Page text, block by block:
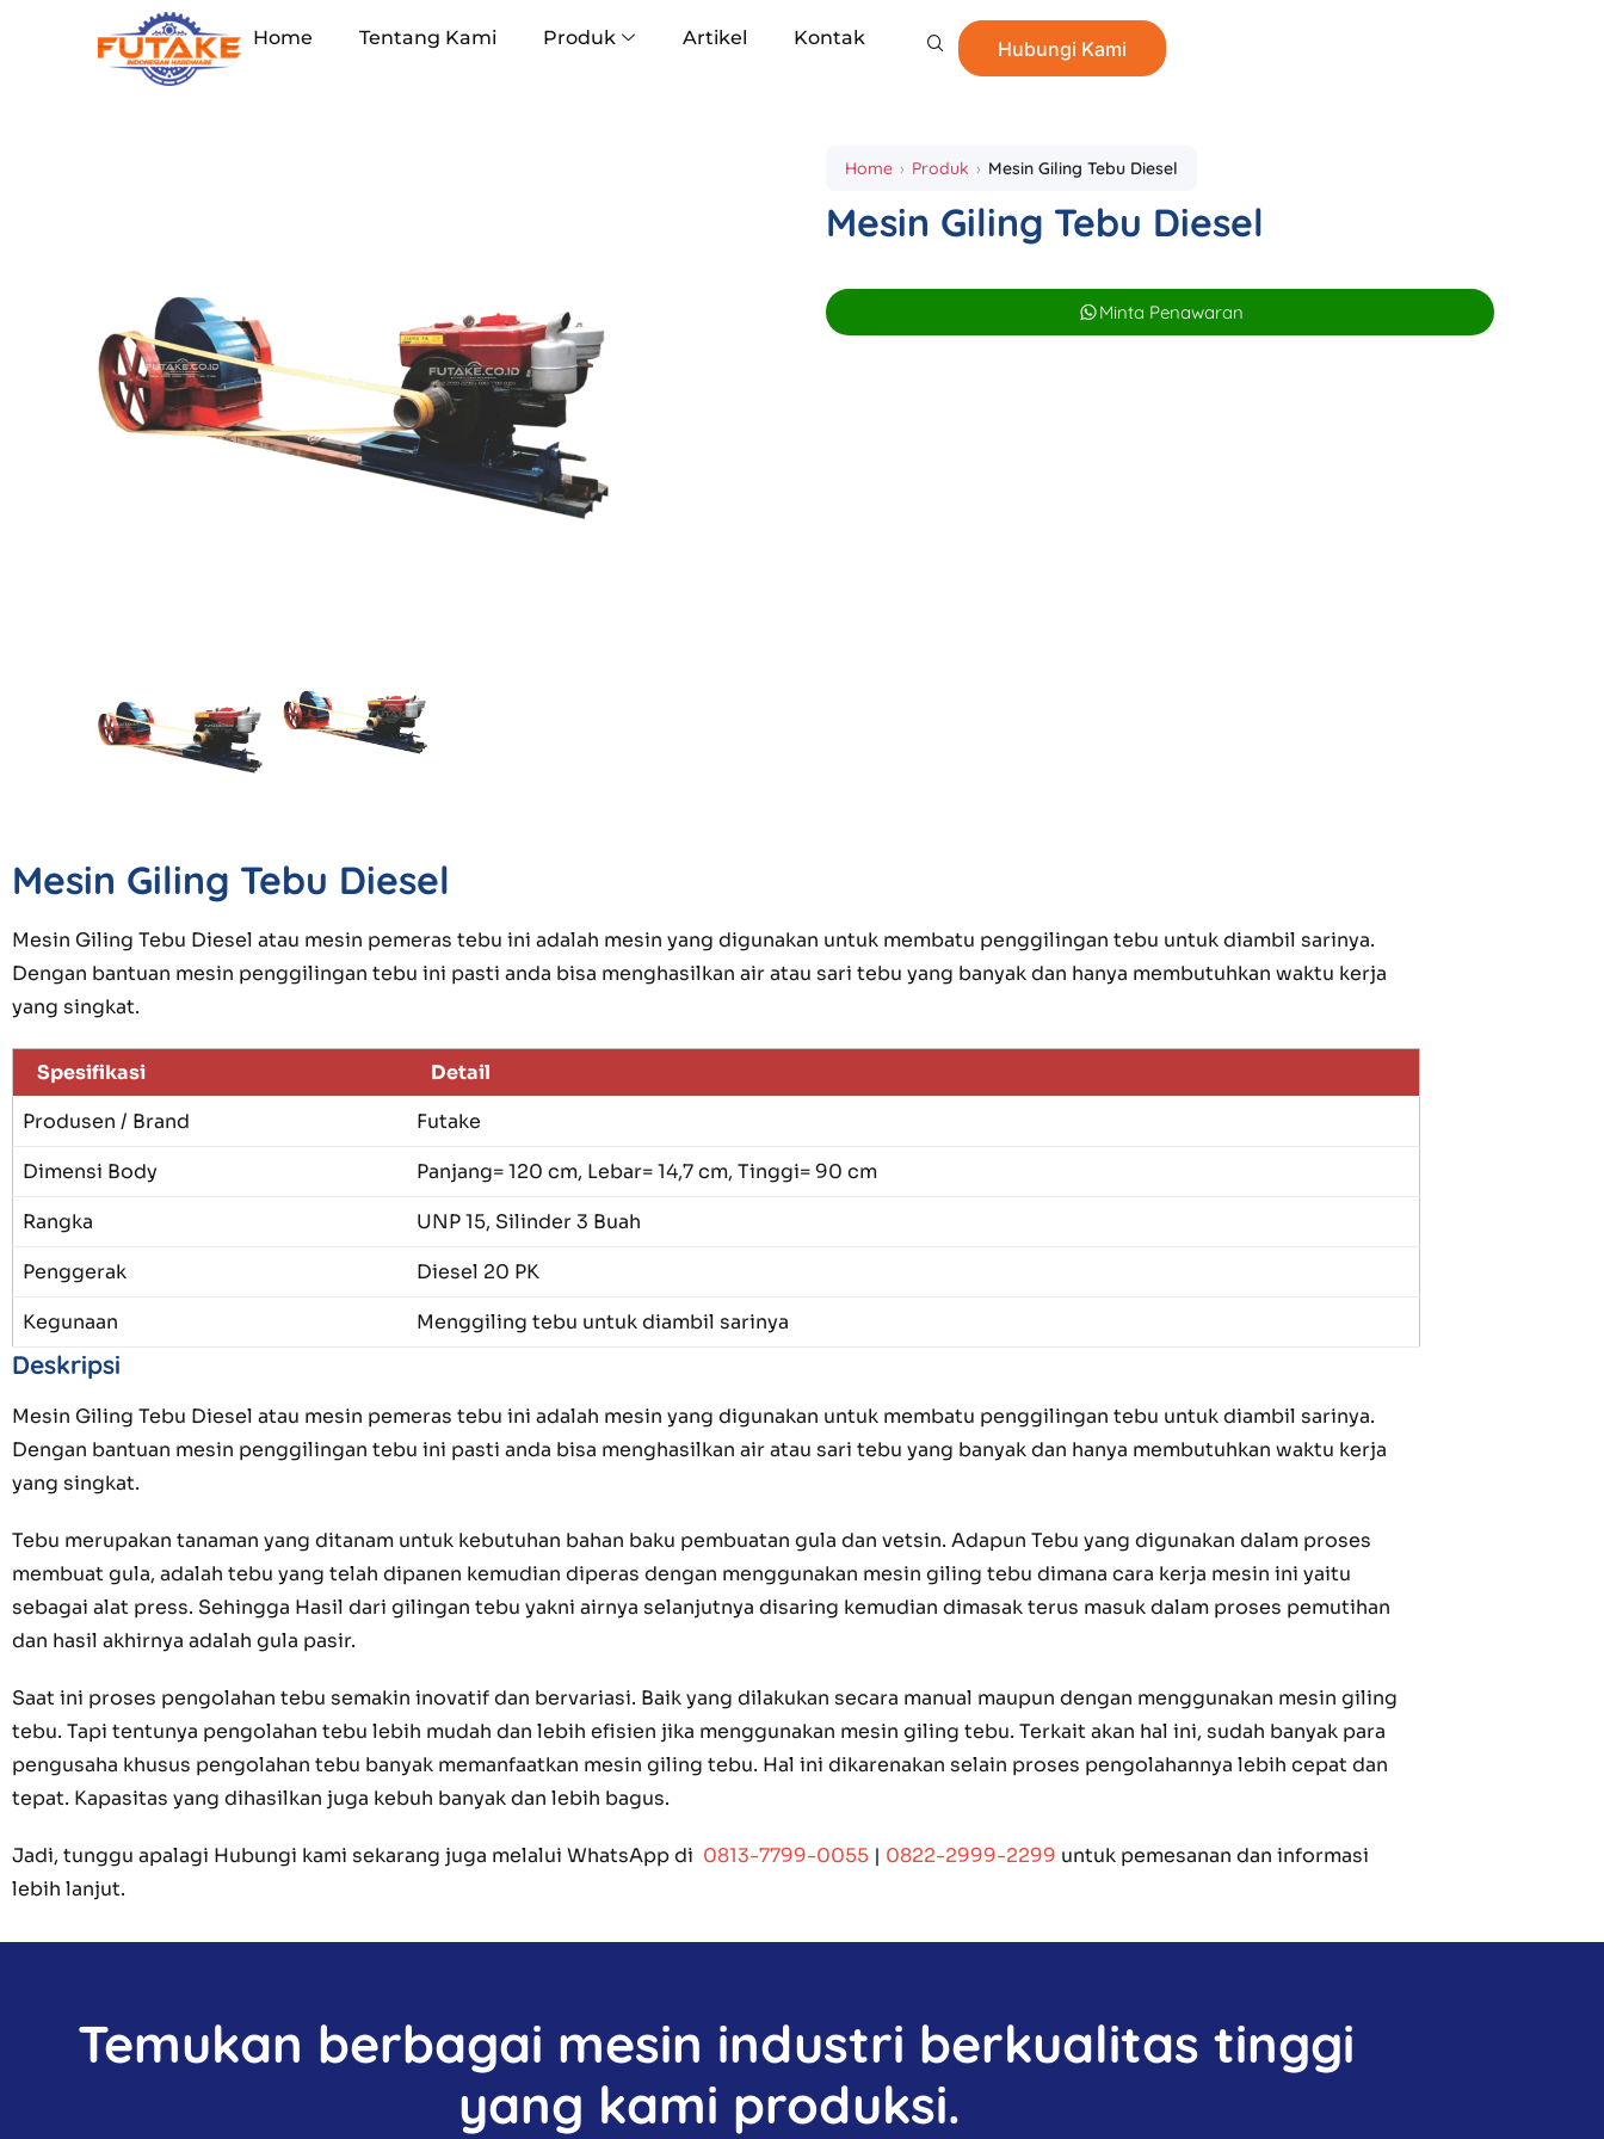
Home Tentang Kami Produk Artikel Kontak Hubungi Kami
Home Produk Mesin Giling Tebu Diesel
Mesin Giling Tebu Diesel
Minta Penawaran
Mesin Giling Tebu Diesel
Mesin Giling Tebu Diesel atau mesin pemeras tebu ini adalah mesin yang digunakan untuk membatu penggilingan tebu untuk diambil sarinya.
Dengan bantuan mesin penggilingan tebu ini pasti anda bisa menghasilkan air atau sari tebu yang banyak dan hanya membutuhkan waktu kerja
yang singkat.
Spesifikasi
Detail
Produsen / Brand
Futake
Dimensi Body
Panjang= 120 cm, Lebar= 14,7 cm, Tinggi= 90 cm
Rangka
UNP 15, Silinder 3 Buah
Penggerak
Diesel 20 PK
Kegunaan
Menggiling tebu untuk diambil sarinya
Deskripsi
Mesin Giling Tebu Diesel atau mesin pemeras tebu ini adalah mesin yang digunakan untuk membatu penggilingan tebu untuk diambil sarinya.
Dengan bantuan mesin penggilingan tebu ini pasti anda bisa menghasilkan air atau sari tebu yang banyak dan hanya membutuhkan waktu kerja
yang singkat.
Tebu merupakan tanaman yang ditanam untuk kebutuhan bahan baku pembuatan gula dan vetsin. Adapun Tebu yang digunakan dalam proses
membuat gula, adalah tebu yang telah dipanen kemudian diperas dengan menggunakan mesin giling tebu dimana cara kerja mesin ini yaitu
sebagai alat press. Sehingga Hasil dari gilingan tebu yakni airnya selanjutnya disaring kemudian dimasak terus masuk dalam proses pemutihan
dan hasil akhirnya adalah gula pasir.
Saat ini proses pengolahan tebu semakin inovatif dan bervariasi. Baik yang dilakukan secara manual maupun dengan menggunakan mesin giling
tebu. Tapi tentunya pengolahan tebu lebih mudah dan lebih efisien jika menggunakan mesin giling tebu. Terkait akan hal ini, sudah banyak para
pengusaha khusus pengolahan tebu banyak memanfaatkan mesin giling tebu. Hal ini dikarenakan selain proses pengolahannya lebih cepat dan
tepat. Kapasitas yang dihasilkan juga kebuh banyak dan lebih bagus.
Jadi, tunggu apalagi Hubungi kami sekarang juga melalui WhatsApp di 0813-7799-0055 | 0822-2999-2299 untuk pemesanan dan informasi
lebih lanjut.
Temukan berbagai mesin industri berkualitas tinggi
yang kami produksi.